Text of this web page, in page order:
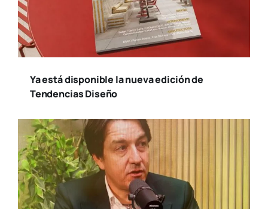
Ya está disponible la nueva edición de
Tendencias Diseño